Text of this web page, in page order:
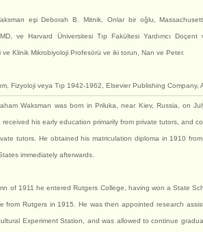
eşi Deborah B. Mitnik. Onlar bir oğlu,
ve Harvard Üniversitesi Tıp Fakültesi Yardımcı
ve Klinik Mikrobiyoloji Profesörü ve iki torun, Nan ve Peter.
Fizyoloji veya Tıp 1942-1962, Elsevier Publishing Company,
Waksman was born in Priluka, near Kiev, Russia, on
received his early education primarily from private tutors, and
tutors. He obtained his matriculation diploma in 1910
immediately afterwards.
of 1911 he entered Rutgers College, having won a State
from Rutgers in 1915. He was then appointed research
Experiment Station, and was allowed to continue